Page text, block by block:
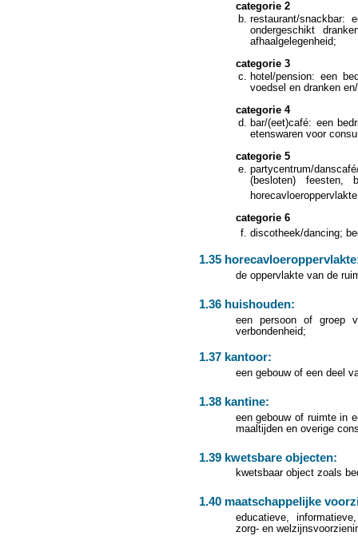
categorie 2
restaurant/snackbar:
ondergeschikt
afhaalgelegenheid;
categorie 3
hotel/pension: een
voedsel en dranken
categorie 4
bar/(eet)café: een
etenswaren voor
categorie 5
partycentrum/
(besloten) feesten,
categorie 6
discotheek/dancing;
1.35
de oppervlakte van de
1.36 huishouden:
een persoon of groep
verbondenheid;
1.37 kantoor:
een gebouw of een deel
1.38 kantine:
een gebouw of ruimte in
maaltijden en overige
1.39 kwetsbare objecten:
kwetsbaar object zoals
1.40 maatschappelijke
educatieve,
zorg- en